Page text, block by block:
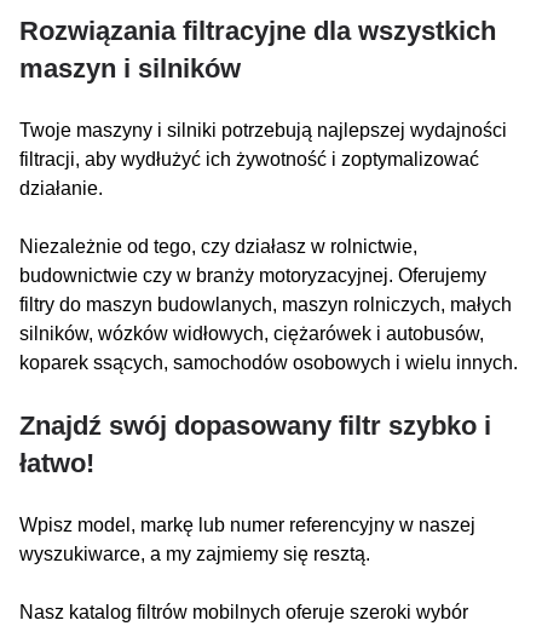
Rozwiązania filtracyjne dla wszystkich
maszyn i silników
Twoje maszyny i silniki potrzebują najlepszej wydajności
filtracji, aby wydłużyć ich żywotność i zoptymalizować
działanie.
Niezależnie od tego, czy działasz w rolnictwie,
budownictwie czy w branży motoryzacyjnej. Oferujemy
filtry do maszyn budowlanych, maszyn rolniczych, małych
silników, wózków widłowych, ciężarówek i autobusów,
koparek ssących, samochodów osobowych i wielu innych.
Znajdź swój dopasowany filtr szybko i
łatwo!
Wpisz model, markę lub numer referencyjny w naszej
wyszukiwarce, a my zajmiemy się resztą.
Nasz katalog filtrów mobilnych oferuje szeroki wybór